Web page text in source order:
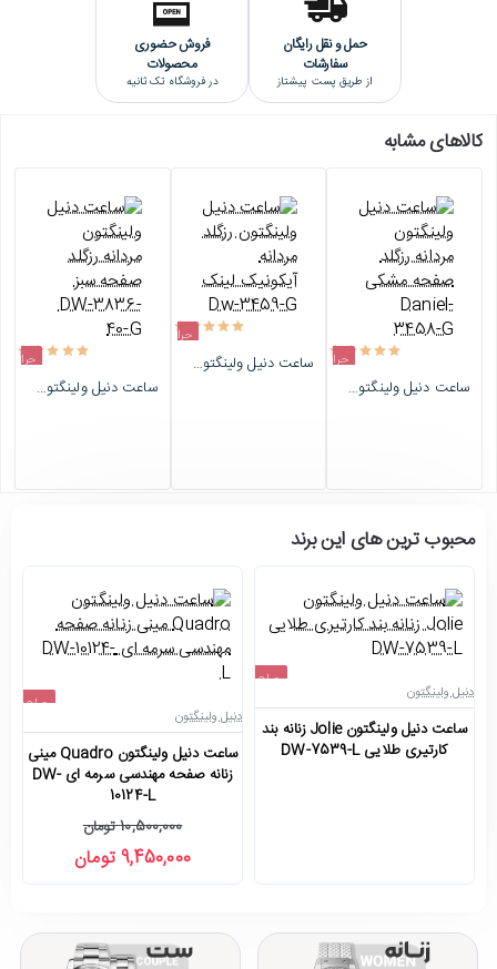
به عنوان شرکت خصوصی که سریعترین رشد را داشته، معرفی شد.
تاریخچه شرکت دنیل ولینگتون
حمل و نقل رایگان
سفارشات
از طریق پست پیشتاز
فروش حضوری
محصولات
در فروشگاه تک ثانیه
کالاهای مشابه
حراج
اتمام موجودی
ساعت دنیل ولینگتون مردانه رزگلد صفحه مشکی Daniel-3458-G
حراج
اتمام موجودی
ساعت دنیل ولینگتون رزگلد مردانه آیکونیک لینک Dw-3459-G
حراج
اتمام موجودی
ساعت دنیل ولینگتون مردانه رزگلد صفحه سبز DW-3836-40-G
محبوب ترین های این برند
حراج
اتمام موجودی
دنیل ولینگتون
ساعت دنیل ولینگتون Jolie زنانه بند
کارتیری طلایی DW-7539-L
حراج
جدید
-10%
دنیل ولینگتون
ساعت دنیل ولینگتون Quadro مینی
زنانه صفحه مهندسی سرمه ای DW-
10124-L
9,450,000 تومان
10,500,000 تومان